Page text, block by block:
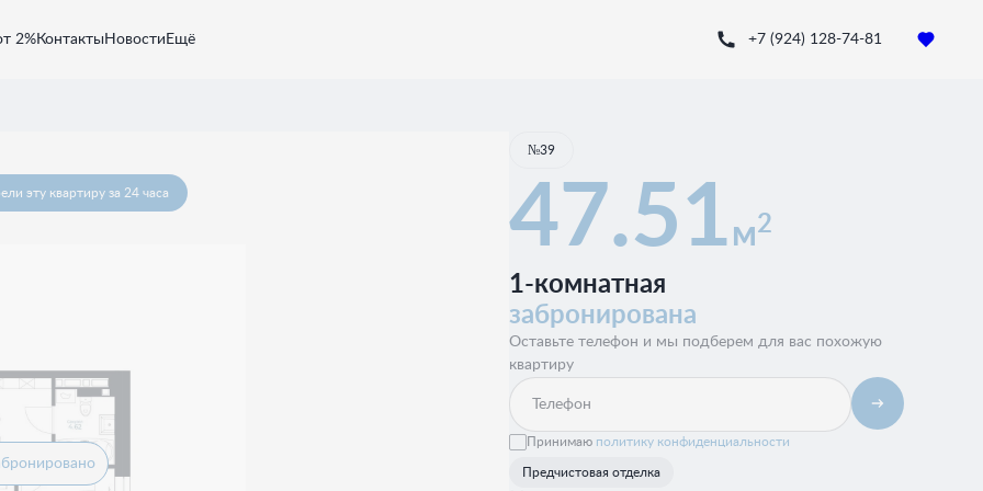
2%КонтактыНовости Ещё +7 (924) 128-74-81
Квартира забронирована
эту квартиру за 24 часа
№39
47.51м2
1-комнатная
забронирована
Оставьте телефон и мы подберем для вас похожую
квартиру
Принимаю политику конфиденциальности
Предчистовая отделка